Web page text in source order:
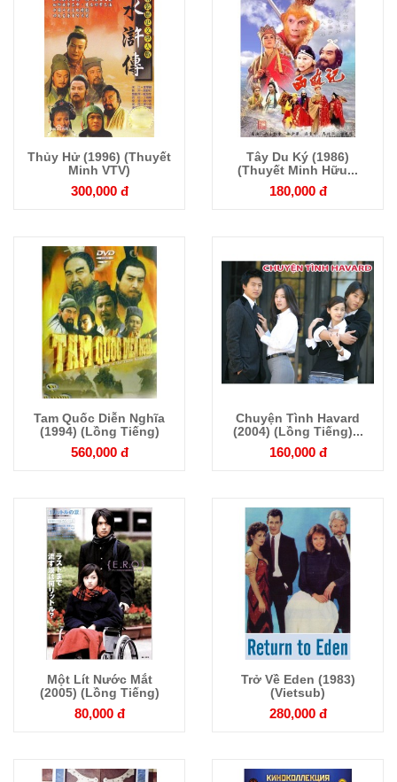
Chi tiết
Thủy Hử (1996) (Thuyết
Minh VTV)
300,000 đ
Chi tiết
Tây Du Ký (1986)
(Thuyết Minh Hữu...
180,000 đ
Chi tiết
Tam Quốc Diễn Nghĩa
(1994) (Lồng Tiếng)
560,000 đ
Chi tiết
Chuyện Tình Havard
(2004) (Lồng Tiếng)...
160,000 đ
Chi tiết
Một Lít Nước Mắt
(2005) (Lồng Tiếng)
80,000 đ
Chi tiết
Trở Về Eden (1983)
(Vietsub)
280,000 đ